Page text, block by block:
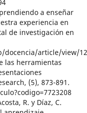
a enseñar
experiencia en
de investigación en
docencia/article/view/
las herramientas
(5), 873-891.
R. y Díaz, C.